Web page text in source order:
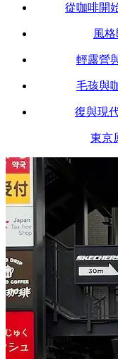
從咖啡開
風
輕露營
毛孩與
復與現
東京